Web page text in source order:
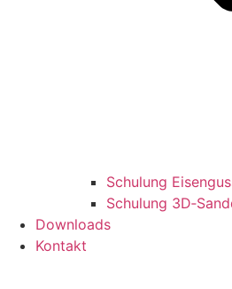
Schulung
Schulung
Downloads
Kontakt